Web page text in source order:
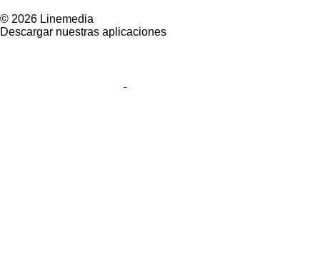
© 2026 Linemedia
Descargar nuestras aplicaciones